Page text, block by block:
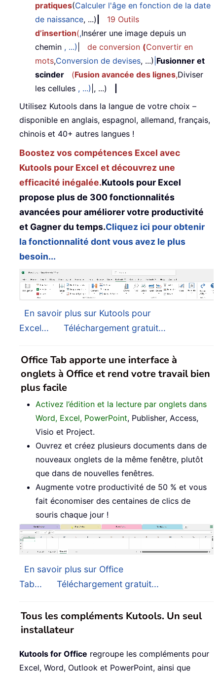
pratiques(Calculer l'âge en fonction de la date
de naissance, ...)
19 Outils
d’insertion(,Insérer une image depuis un
chemin , ...) de conversion (Convertir en
mots,Conversion de devises, ...) Fusionner et
scinder
(Fusion avancée des lignes,Diviser
les cellules , ...) |, ...)
Utilisez Kutools dans la langue de votre choix –
disponible en anglais, espagnol, allemand, français,
chinois et 40+ autres langues !
Boostez vos compétences Excel avec
Kutools pour Excel et découvrez une
efficacité inégalée.Kutools pour Excel
propose plus de 300 fonctionnalités
avancées pour améliorer votre productivité
et Gagner du temps.Cliquez ici pour obtenir
la fonctionnalité dont vous avez le plus
besoin...
En savoir plus sur Kutools pour
Excel...
Téléchargement gratuit...
Office Tab apporte une interface à
onglets à Office et rend votre travail bien
plus facile
Activez l’édition et la lecture par onglets dans
Word, Excel, PowerPoint, Publisher, Access,
Visio et Project.
Ouvrez et créez plusieurs documents dans de
nouveaux onglets de la même fenêtre, plutôt
que dans de nouvelles fenêtres.
Augmente votre productivité de 50 % et vous
fait économiser des centaines de clics de
souris chaque jour !
En savoir plus sur Office
Tab...
Téléchargement gratuit...
Tous les compléments Kutools. Un seul
installateur
Kutools for Office regroupe les compléments pour
Excel, Word, Outlook et PowerPoint, ainsi que